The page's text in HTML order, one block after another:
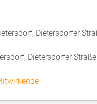
Dietersdorfer